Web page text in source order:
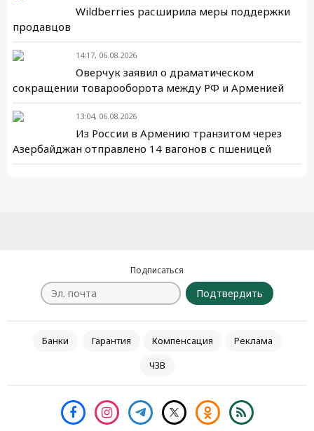
Wildberries расширила меры поддержки
продавцов
14:17, 06.08.2026
Оверчук заявил о драматическом
сокращении товарооборота между РФ и Арменией
13:04, 06.08.2026
Из России в Армению транзитом через
Азербайджан отправлено 14 вагонов с пшеницей
Подписаться
Подтвердить
Банки Гарантия Компенсация
Реклама
ЧЗВ